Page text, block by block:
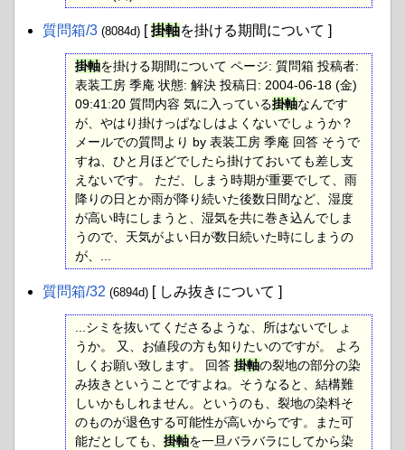
質問箱​/3 (8084d) [掛軸を掛ける期間について ]
掛軸を掛ける期間について ページ: 質問箱 投稿者:
表装工房 季庵 状態: 解決 投稿日: 2004-06-18 (金)
09:41:20 質問内容 気に入っている掛軸なんです
が、やはり掛けっぱなしはよくないでしょうか？
メールでの質問より by 表装工房 季庵 回答 そうで
すね、ひと月ほどでしたら掛けておいても差し支
えないです。 ただ、しまう時期が重要でして、雨
降りの日とか雨が降り続いた後数日間など、湿度
が高い時にしまうと、湿気を共に巻き込んでしま
うので、天気がよい日が数日続いた時にしまうの
が、...
質問箱​/32 (6894d) [ しみ抜きについて ]
...シミを抜いてくださるような、所はないでしょ
うか。 又、お値段の方も知りたいのですが。 よろ
しくお願い致します。 回答 掛軸の裂地の部分の染
み抜きということですよね。そうなると、結構難
しいかもしれません。というのも、裂地の染料そ
のものが退色する可能性が高いからです。また可
能だとしても、 掛軸を一旦バラバラにしてから染